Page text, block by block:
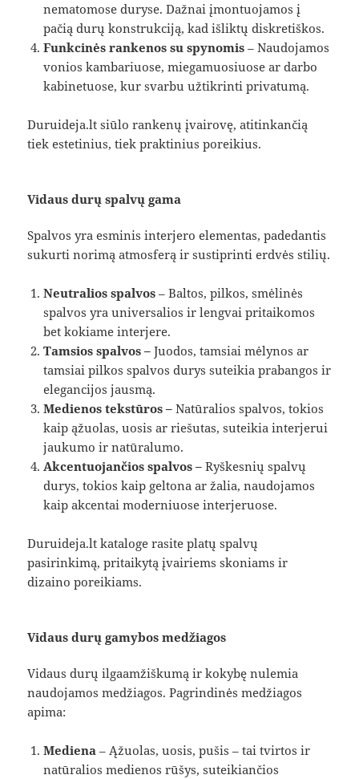
nematomose duryse. Dažnai įmontuojamos į
pačią durų konstrukciją, kad išliktų diskretiškos.
Funkcinės rankenos su spynomis – Naudojamos
vonios kambariuose, miegamuosiuose ar darbo
kabinetuose, kur svarbu užtikrinti privatumą.
Duruideja.lt siūlo rankenų įvairovę, atitinkančią
tiek estetinius, tiek praktinius poreikius.
Vidaus durų spalvų gama
Spalvos yra esminis interjero elementas, padedantis
sukurti norimą atmosferą ir sustiprinti erdvės stilių.
Neutralios spalvos – Baltos, pilkos, smėlinės
spalvos yra universalios ir lengvai pritaikomos
bet kokiame interjere.
Tamsios spalvos – Juodos, tamsiai mėlynos ar
tamsiai pilkos spalvos durys suteikia prabangos ir
elegancijos jausmą.
Medienos tekstūros – Natūralios spalvos, tokios
kaip ąžuolas, uosis ar riešutas, suteikia interjerui
jaukumo ir natūralumo.
Akcentuojančios spalvos – Ryškesnių spalvų
durys, tokios kaip geltona ar žalia, naudojamos
kaip akcentai moderniuose interjeruose.
Duruideja.lt kataloge rasite platų spalvų
pasirinkimą, pritaikytą įvairiems skoniams ir
dizaino poreikiams.
Vidaus durų gamybos medžiagos
Vidaus durų ilgaamžiškumą ir kokybę nulemia
naudojamos medžiagos. Pagrindinės medžiagos
apima:
Mediena – Ąžuolas, uosis, pušis – tai tvirtos ir
natūralios medienos rūšys, suteikiančios